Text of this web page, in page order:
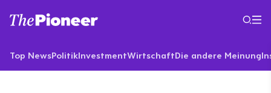
Top NewsPolitikInvestmentWirtschaftDie andere Meinung